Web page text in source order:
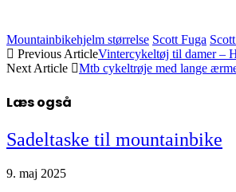
Mountainbikehjelm størrelse Scott Fuga
Previous ArticleVintercykeltøj til damer –
Next Article
Mtb cykeltrøje med lange
Læs også
Sadeltaske til mountainbike
9. maj 2025